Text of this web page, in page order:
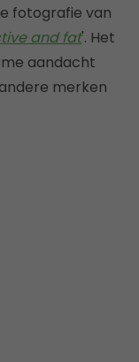
fotografie van
and fat'. Het
aandacht
merken